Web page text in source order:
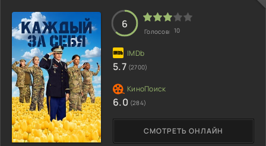
СМОТРЕТЬ ОНЛАЙН
6
Голосов: 10
5.7 (2700)
6.0 (284)